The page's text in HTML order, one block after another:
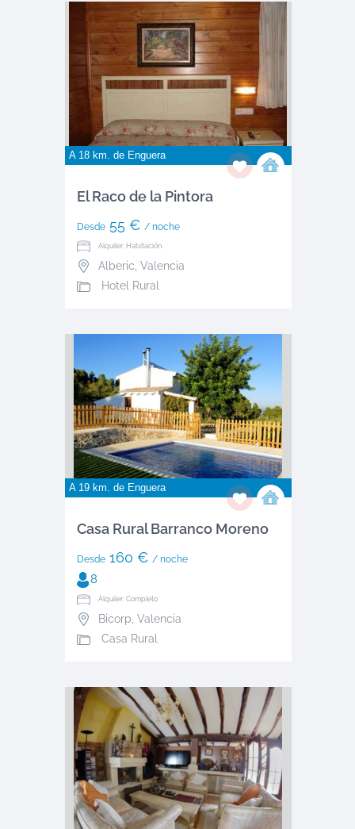
A 18 km. de Enguera
El Raco de la Pintora
Desde55 € / noche
Alquiler: Habitación
Alberic Valencia
Hotel Rural
A 19 km. de Enguera
Casa Rural Barranco Moreno
Desde160 € / noche
8
Alquiler: Completo
Bicorp Valencia
Casa Rural